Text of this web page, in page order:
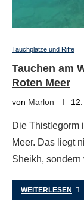
Tauchplätze und Riffe
Tauchen am
Roten Meer
von Marlon
Die Thistlegorm
Meer. Das liegt
Sheikh,
WEITERLESEN